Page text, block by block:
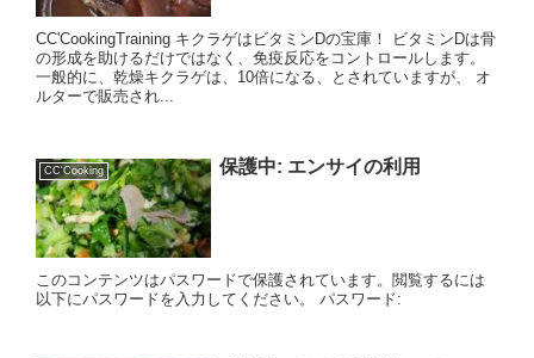
CC'CookingTraining キクラゲはビタミンDの宝庫！ ビタミンDは骨
の形成を助けるだけではなく、免疫反応をコントロールします。
一般的に、乾燥キクラゲは、10倍になる、とされていますが、 オ
ルターで販売され...
CC'Cooking 保護中: エンサイの利用
このコンテンツはパスワードで保護されています。閲覧するには
以下にパスワードを入力してください。 パスワード: